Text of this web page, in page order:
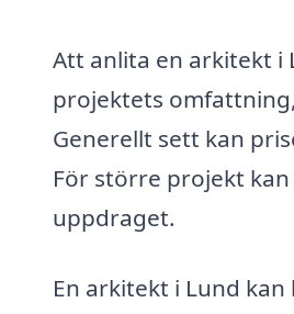
Att anlita en arkitekt i
projektets
Generellt sett kan
För större projekt
uppdraget.
En arkitekt i Lund